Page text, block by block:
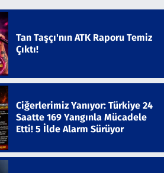
Tan Taşçı'nın ATK Raporu Temiz
Çıktı!
Ciğerlerimiz Yanıyor: Türkiye 24
Saatte 169 Yangınla Mücadele
Etti! 5 İlde Alarm Sürüyor